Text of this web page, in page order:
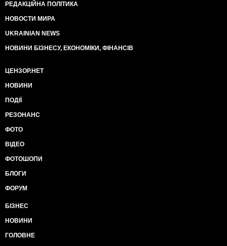
РЕДАКЦІЙНА ПОЛІТИКА
НОВОСТИ МИРА
UKRAINIAN NEWS
НОВИНИ БІЗНЕСУ, ЕКОНОМІКИ, ФІНАНСІВ
ЦЕНЗОР.НЕТ
НОВИНИ
ПОДІЇ
РЕЗОНАНС
ФОТО
ВІДЕО
ФОТОШОПИ
БЛОГИ
ФОРУМ
БІЗНЕС
НОВИНИ
ГОЛОВНЕ